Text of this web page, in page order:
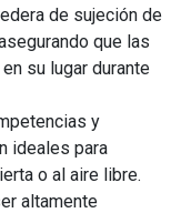
de sujeción de
que las
su lugar durante
y
ideales para
o al aire libre.
altamente